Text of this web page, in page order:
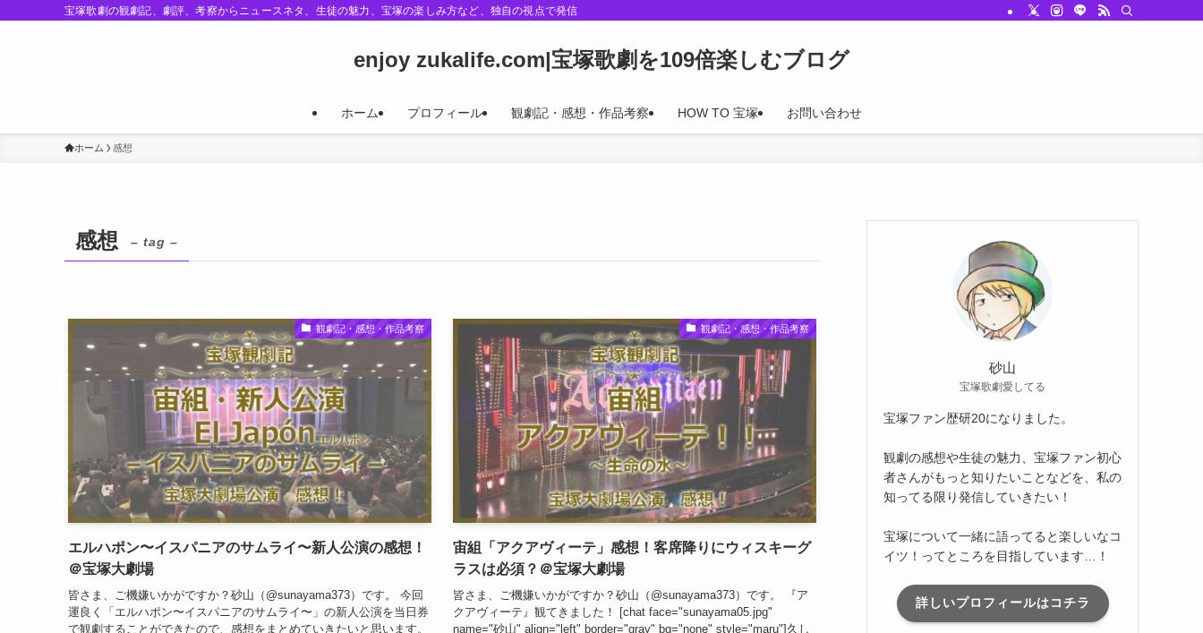
宝塚歌劇の観劇記、劇評、考察からニュースネタ、生徒の魅力、宝塚の楽しみ方など、独自の視点で発信
enjoy zukalife.com|宝塚歌劇を109倍楽しむブログ
ホーム プロフィール 観劇記・感想・作品考察 HOW TO 宝塚 お問い合わせ
ホーム 感想
感想 – tag –
観劇記・感想・作品考察
エルハポン〜イスパニアのサムライ〜新人公演の感想！
＠宝塚大劇場
皆さま、ご機嫌いかがですか？砂山（@sunayama373）です。 今回
運良く「エルハポン〜イスパニアのサムライ〜」の新人公演を当日券
で観劇することができたので、感想をまとめていきたいと思います。
観劇記・感想・作品考察
宙組「アクアヴィーテ」感想！客席降りにウィスキーグ
ラスは必須？＠宝塚大劇場
皆さま、ご機嫌いかがですか？砂山（@sunayama373）です。 『ア
クアヴィーテ』観てきました！ [chat face="sunayama05.jpg"
name="砂山" align="left" border="gray" bg="none" style="maru"]久し
砂山
宝塚歌劇愛してる
宝塚ファン歴研20になりました。
観劇の感想や生徒の魅力、宝塚ファン初心
者さんがもっと知りたいことなどを、私の
知ってる限り発信していきたい！
宝塚について一緒に語ってると楽しいなコ
イツ！ってところを目指しています…！
詳しいプロフィールはコチラ